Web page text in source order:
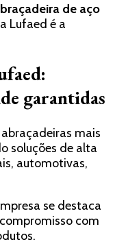
de aço
Lufaed é a
garantidas
mais
soluções de alta
automotivas,
se destaca
com